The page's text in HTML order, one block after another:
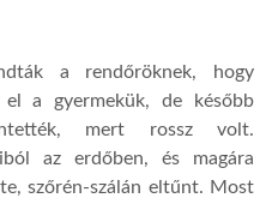
a rendőröknek, hogy
a gyermekük, de később
mert rossz volt.
az erdőben, és magára
szőrén-szálán eltűnt. Most